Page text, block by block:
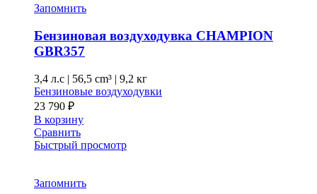
Запомнить
Бензиновая воздуходувка CHAMPION
GBR357
3,4 л.с | 56,5 cm³ | 9,2 кг
Бензиновые воздуходувки
23 790 ₽
В корзину
Сравнить
Быстрый просмотр
Запомнить